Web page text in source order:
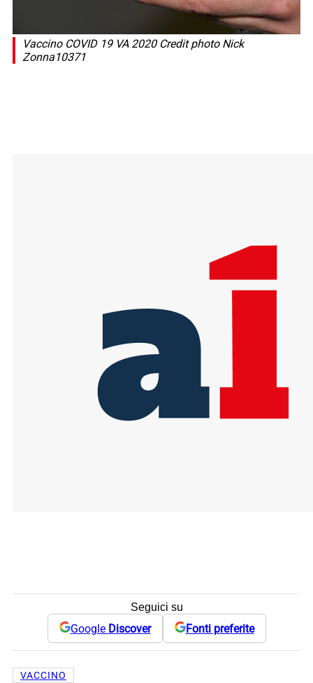
Vaccino COVID 19 VA 2020 Credit photo Nick
Zonna10371
Seguici su
Google Discover Fonti preferite
VACCINO